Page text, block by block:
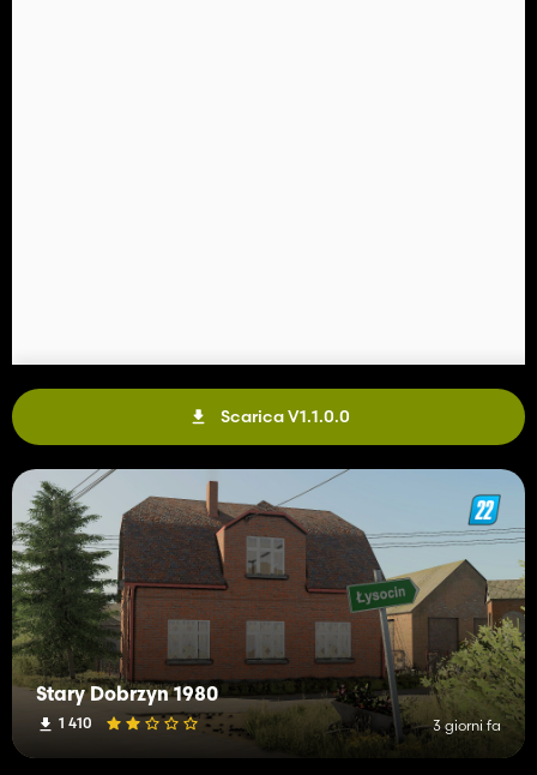
Scarica V1.1.0.0
Stary Dobrzyn 1980
1 410 3 giorni fa